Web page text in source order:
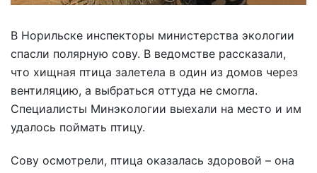
В Норильске инспекторы министерства экологии
спасли полярную сову. В ведомстве рассказали,
что хищная птица залетела в один из домов через
вентиляцию, а выбраться оттуда не смогла.
Специалисты Минэкологии выехали на место и им
удалось поймать птицу.
Сову осмотрели, птица оказалась здоровой – она